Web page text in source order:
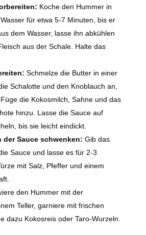
Koche den Hummer in
für etwa 5-7 Minuten, bis er
dem Wasser, lasse ihn abkühlen
aus der Schale. Halte das
Schmelze die Butter in einer
Schalotte und den Knoblauch an,
die Kokosmilch, Sahne und das
hinzu. Lasse die Sauce auf
bis sie leicht eindickt.
der Sauce schwenken: Gib das
Sauce und lasse es für 2-3
mit Salz, Pfeffer und einem
den Hummer mit der
Teller, garniere mit frischen
dazu Kokosreis oder Taro-Wurzeln.